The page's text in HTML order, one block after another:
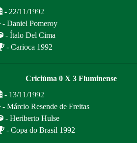
- 22/11/1992
- Daniel Pomeroy
- Ítalo Del Cima
- Carioca 1992
Criciúma 0 X 3 Fluminense
- 13/11/1992
- Márcio Resende de Freitas
- Heriberto Hulse
- Copa do Brasil 1992